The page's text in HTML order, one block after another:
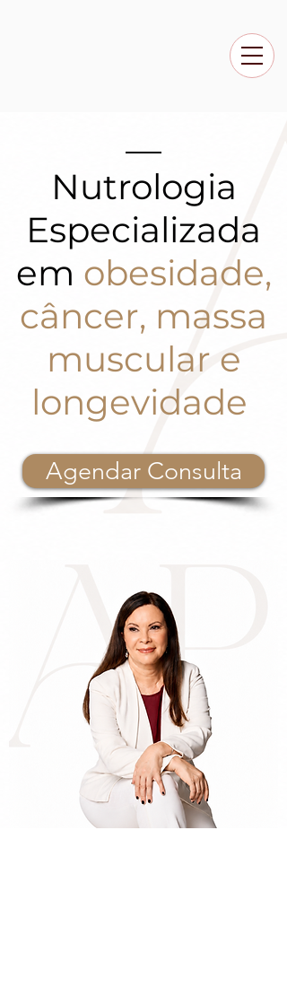
Nutrologia
Especializada
em obesidade,
câncer, massa
muscular e
longevidade
Agendar Consulta